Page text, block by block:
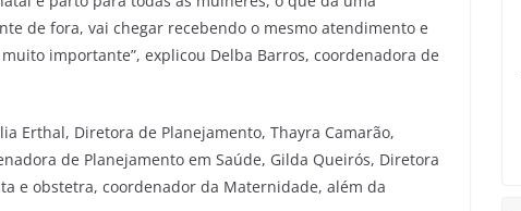
de fora, vai chegar recebendo o mesmo atendimento e
importante”, explicou Delba Barros, coordenadora de
Erthal, Diretora de Planejamento, Thayra Camarão,
de Planejamento em Saúde, Gilda Queirós, Diretora
e obstetra, coordenador da Maternidade, além da